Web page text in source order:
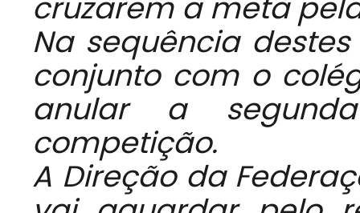
cruzarem a meta
Na sequência
conjunto com o
anular a
competição.
A Direção da